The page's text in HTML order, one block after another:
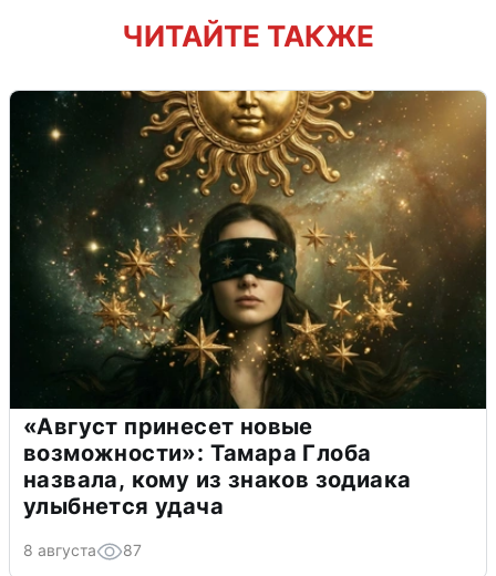
ЧИТАЙТЕ ТАКЖЕ
«Август принесет новые
возможности»: Тамара Глоба
назвала, кому из знаков зодиака
улыбнется удача
8 августа 87